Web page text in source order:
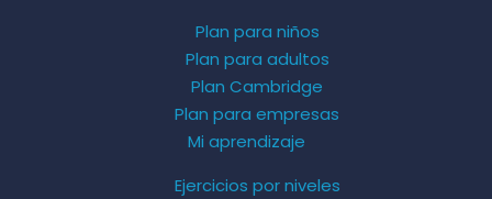
Plan para niños
Plan para adultos
Plan Cambridge
Plan para empresas
Mi aprendizaje
Ejercicios por niveles